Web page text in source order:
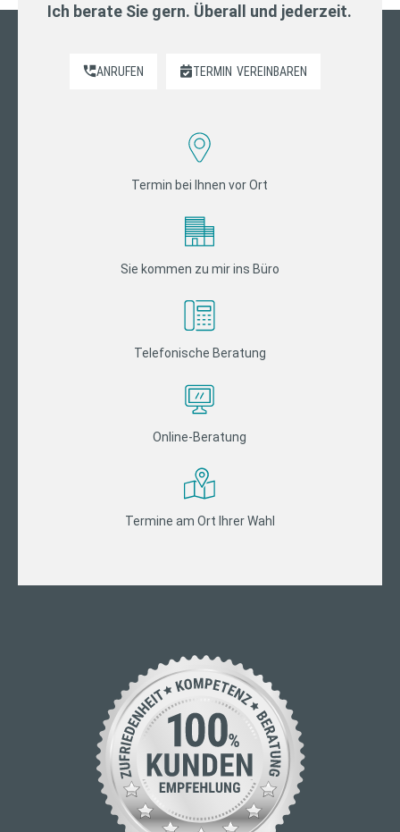
Ich berate Sie gern. Überall und jederzeit.
ANRUFEN TERMIN VEREINBAREN
Termin bei Ihnen vor Ort
Sie kommen zu mir ins Büro
Telefonische Beratung
Online-Beratung
Termine am Ort Ihrer Wahl